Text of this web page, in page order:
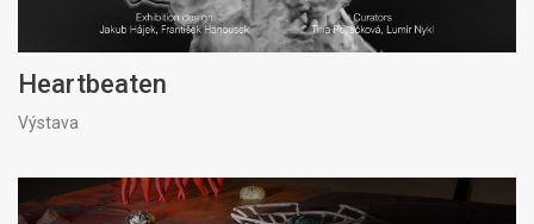
Heartbeaten
Výstava